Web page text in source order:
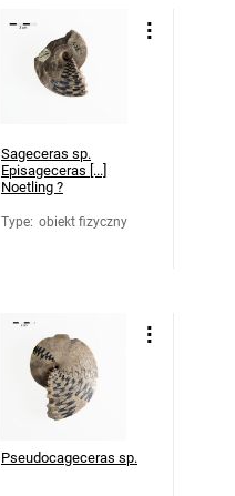
Sageceras sp.
Episageceras [...]
Noetling ?
Type: obiekt fizyczny
Pseudocageceras sp.